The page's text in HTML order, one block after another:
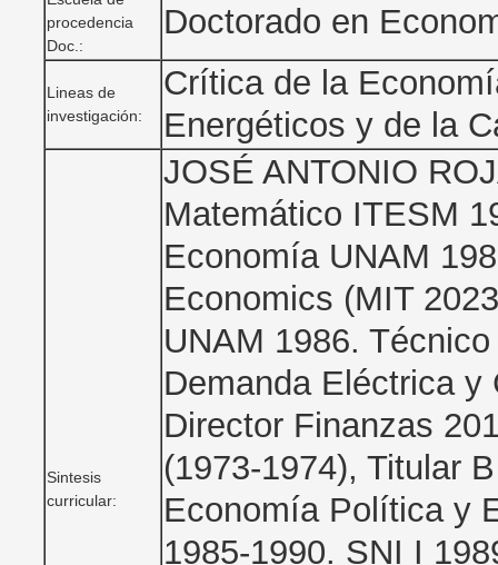
procedencia
Doc.:
Doctorado en
Lineas de
investigación:
Crítica de la
Energéticos y de la
Sintesis
curricular:
JOSÉ ANTONIO
Matemático ITESM
Economía UNAM
Economics (MIT
UNAM 1986.
Demanda Eléctrica y
Director Finanzas
(1973-1974), Titular
Economía Política y
1985-1990. SNI I